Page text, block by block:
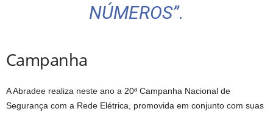
NÚMEROS”.
Campanha
A Abradee realiza neste ano a 20ª Campanha Nacional de
Segurança com a Rede Elétrica, promovida em conjunto com suas